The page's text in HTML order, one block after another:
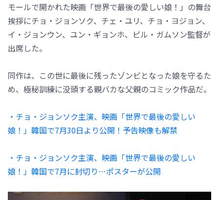
モールで開かれた映画「世界で最後の愛しい娘！」の舞台
挨拶にチョ・ジョンソク、チェ・ユリ、チョ・ヨジョン、
イ・ジョンウン、ユン・ギョンホ、ピル・ガムソン監督が
出席した。
同作は、この世に最後に残ったゾンビとなった娘を守るた
め、極秘訓練に没頭する親バカな父親のコミック作品だ。
・チョ・ジョンソク主演、映画「世界で最後の愛しい
娘！」韓国で7月30日より公開！予告映像も解禁
・チョ・ジョンソク主演、映画「世界で最後の愛しい
娘！」韓国で7月に封切り…ポスターが公開